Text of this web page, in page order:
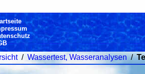
/ Wassertest, Wasseranalysen/